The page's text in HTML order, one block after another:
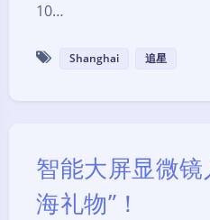
10…
Shanghai 追星
智能大屏显微
海礼物”！